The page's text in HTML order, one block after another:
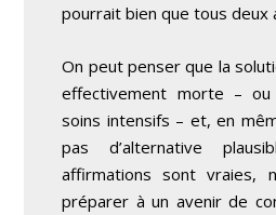
pourrait bien que tous deux
On peut penser que la
effectivement morte –
soins intensifs – et, en
pas d’alternative
affirmations sont vraies,
préparer à un avenir de